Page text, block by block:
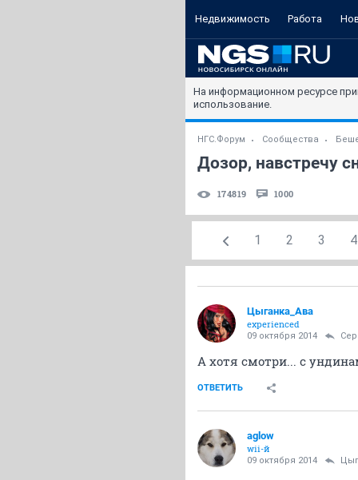
Недвижимость Работа
На информационном ресурсе
использование.
НГС.Форум Сообщества
Дозор, навстречу
174819 1000
1 2 3 4
Цыганка_Ава
experienced
09 октября 2014
А хотя смотри... с
ОТВЕТИТЬ
aglow
wii-й
09 октября 2014